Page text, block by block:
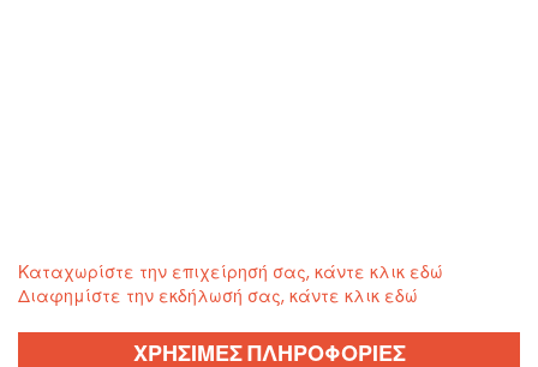
Καταχωρίστε την επιχείρησή σας, κάντε κλικ εδώ
Διαφημίστε την εκδήλωσή σας, κάντε κλικ εδώ
ΧΡΗΣΙΜΕΣ ΠΛΗΡΟΦΟΡΙΕΣ